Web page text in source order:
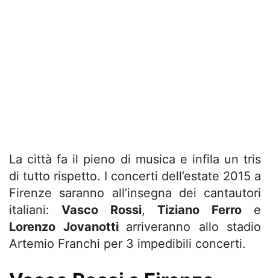
La città fa il pieno di musica e infila un tris
di tutto rispetto. I concerti dell’estate 2015 a
Firenze saranno all’insegna dei cantautori
italiani:Vasco Rossi,Tiziano Ferroe
Lorenzo Jovanotti arriveranno allo stadio
Artemio Franchi per 3 impedibili concerti.